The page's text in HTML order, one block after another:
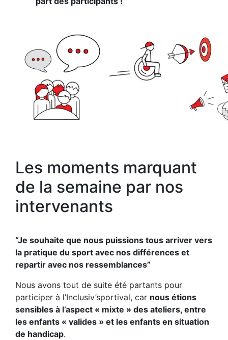
Les moments marquant
de la semaine par nos
intervenants
“Je souhaite que nous puissions tous arriver vers
la pratique du sport avec nos différences et
repartir avec nos ressemblances”
Nous avons tout de suite été partants pour
participer à l’Inclusiv’sportival, car nous étions
sensibles à l’aspect « mixte » des ateliers, entre
les enfants « valides » et les enfants en situation
de handicap.